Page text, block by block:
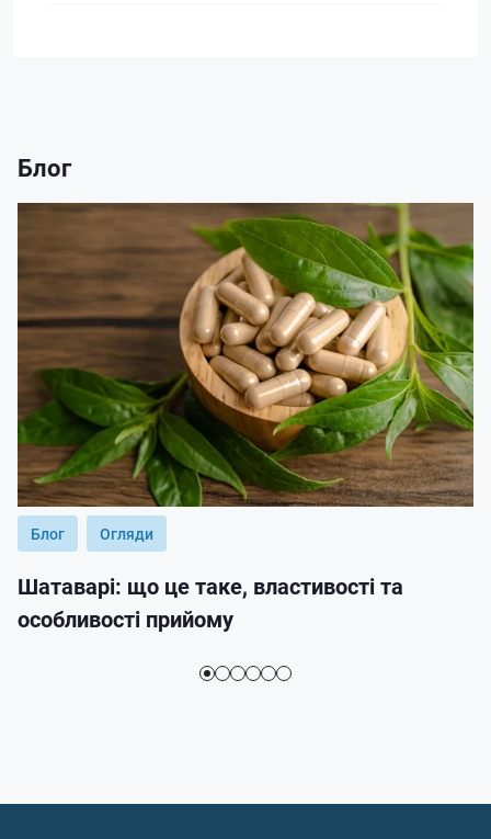
Блог
Блог Огляди
Шатаварі: що це таке, властивості та
особливості прийому